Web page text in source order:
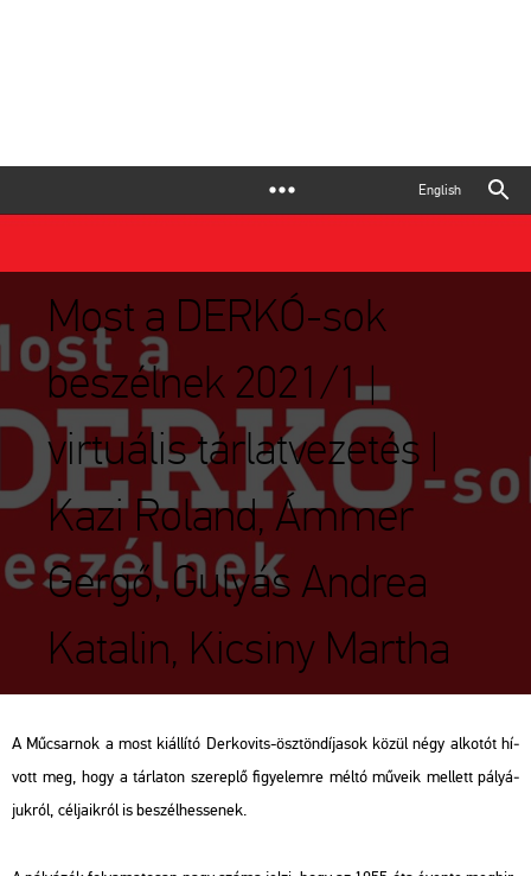
English
Most a DERKÓ-sok
beszélnek 2021/1 |
virtuális tárlatvezetés |
Kazi Roland, Ámmer
Gergő, Gulyás Andrea
Katalin, Kicsiny Martha
A Mű­csar­nok a most ki­ál­lí­tó Der­kovits-ösz­tön­dí­ja­sok közül négy al­ko­tót hí­
vott meg, hogy a tár­la­ton sze­rep­lő fi­gye­lem­re méltó mű­ve­ik mel­lett pá­lyá­
juk­ról, cél­ja­ik­ról is be­szél­hes­se­nek.